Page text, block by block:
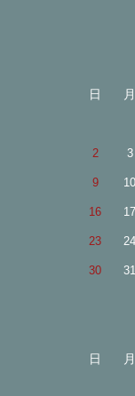
日 月
2 3
9 10
16 17
23 24
30 31
日 月